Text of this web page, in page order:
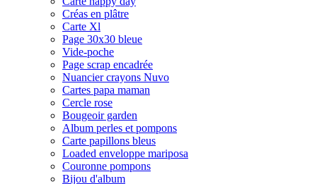
Créas en plâtre
Carte Xl
Page 30x30 bleue
Vide-poche
Page scrap encadrée
Nuancier crayons Nuvo
Cartes papa maman
Cercle rose
Bougeoir garden
Album perles et pompons
Carte papillons bleus
Loaded enveloppe mariposa
Couronne pompons
Bijou d'album